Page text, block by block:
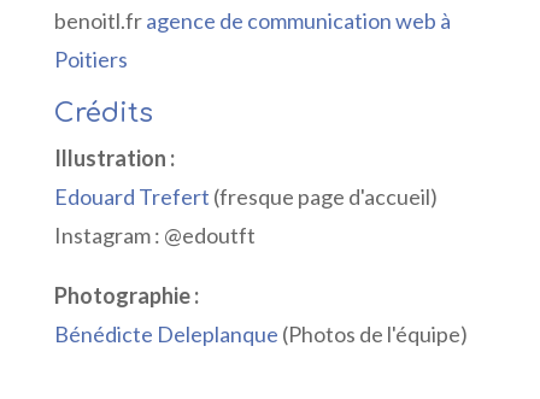
benoitl.fragence de communication web à
Poitiers
Crédits
Illustration :
Edouard Trefert (fresque page d'accueil)
Instagram : @edoutft
Photographie :
Bénédicte Deleplanque (Photos de l'équipe)